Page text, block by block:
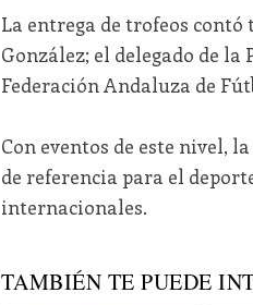
La entrega de trofeos contó
González; el delegado de
Federación Andaluza de
Con eventos de este nivel,
de referencia para el
internacionales.
TAMBIÉN TE PUEDE